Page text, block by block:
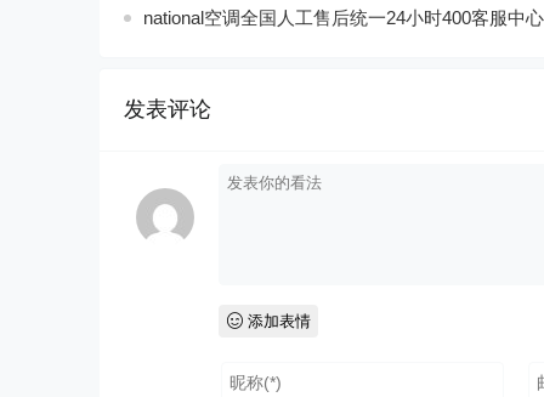
national空调全国人工售后统一24小时400客服中心
发表评论
添加表情